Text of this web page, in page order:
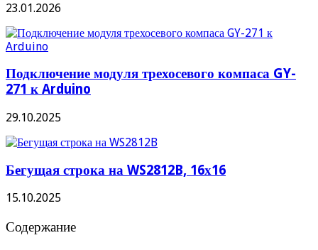
23.01.2026
Подключение модуля трехосевого компаса GY-
271 к Arduino
29.10.2025
Бегущая строка на WS2812B, 16х16
15.10.2025
Содержание